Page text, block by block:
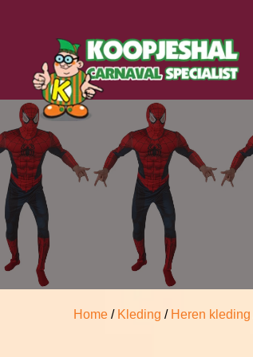
Home / Kleding / Heren kleding